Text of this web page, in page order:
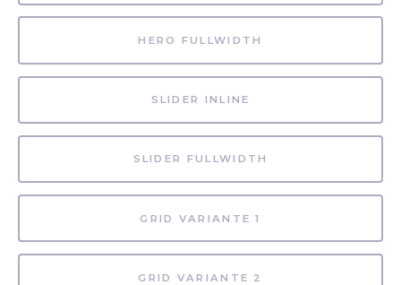
HERO FULLWIDTH
SLIDER INLINE
SLIDER FULLWIDTH
GRID VARIANTE 1
GRID VARIANTE 2